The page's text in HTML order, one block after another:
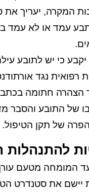
המקרה, יעריך את
עמד או לא עמד
כי יש לתובע
רפואית נגד
הצהרה חתומה בכתב
של התובע והסבר
של תקן הטיפול.
להתנהלות
המומחה מטעם עורך
יישם את סטנדרט